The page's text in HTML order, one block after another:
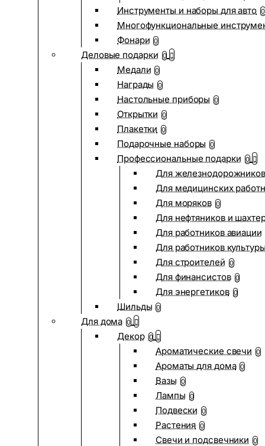
Инструменты и наборы для авто 0
Многофункциональные
Фонари 0
Деловые подарки 0
Медали 0
Награды 0
Настольные приборы 0
Открытки 0
Плакетки 0
Подарочные наборы 0
Профессиональные подарки 0
Для железнодорожников
Для медицинских
Для моряков 0
Для нефтяников и
Для работников авиации
Для работников
Для строителей 0
Для финансистов 0
Для энергетиков 0
Шильды 0
Для дома 0
Декор 0
Ароматические свечи 0
Ароматы для дома 0
Вазы 0
Лампы 0
Подвески 0
Растения 0
Свечи и подсвечники 0